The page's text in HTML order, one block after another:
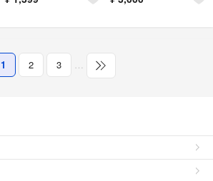
1 2 3 …